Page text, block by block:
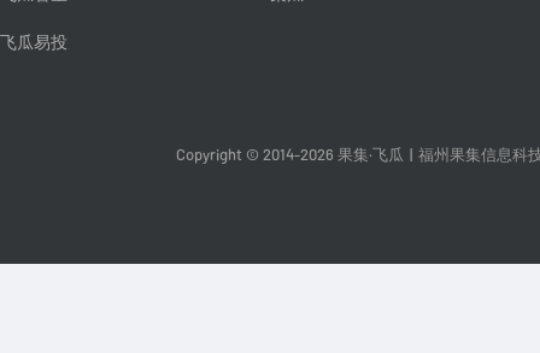
飞瓜易投
Copyright © 2014-2026 果集·飞瓜 福州果集信息科